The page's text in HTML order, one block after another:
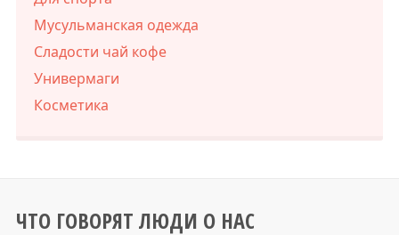
Мусульманская одежда
Сладости чай кофе
Универмаги
Косметика
ЧТО ГОВОРЯТ ЛЮДИ О НАС